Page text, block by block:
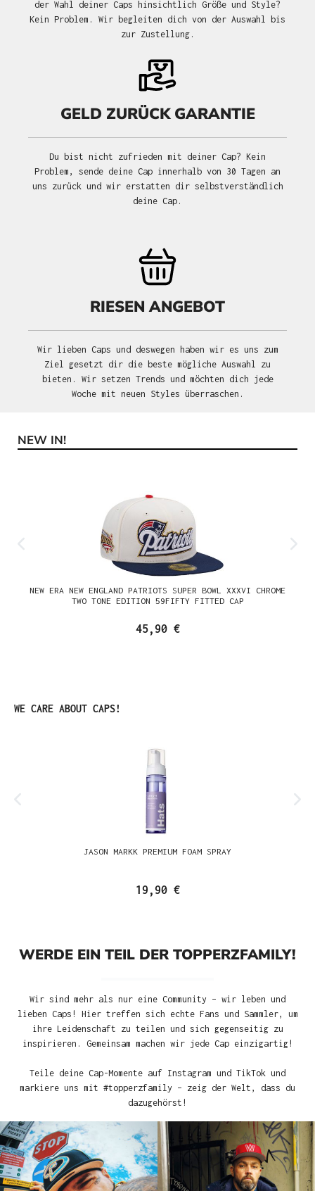
der Wahl deiner Caps hinsichtlich Größe und Style?
Kein Problem. Wir begleiten dich von der Auswahl bis
zur Zustellung.
GELD ZURÜCK GARANTIE
Du bist nicht zufrieden mit deiner Cap? Kein
Problem, sende deine Cap innerhalb von 30 Tagen an
uns zurück und wir erstatten dir selbstverständlich
deine Cap.
RIESEN ANGEBOT
Wir lieben Caps und deswegen haben wir es uns zum
Ziel gesetzt dir die beste mögliche Auswahl zu
bieten. Wir setzen Trends und möchten dich jede
Woche mit neuen Styles überraschen.
Produktgalerie überspringen
NEW IN!
NEW ERA NEW ENGLAND PATRIOTS SUPER BOWL XXXVI CHROME
TWO TONE EDITION 59FIFTY FITTED CAP
45,90 €
Produktgalerie überspringen
WE CARE ABOUT CAPS!
JASON MARKK PREMIUM FOAM SPRAY
19,90 €
WERDE EIN TEIL DER TOPPERZFAMILY!
Wir sind mehr als nur eine Community – wir leben und
lieben Caps! Hier treffen sich echte Fans und Sammler, um
ihre Leidenschaft zu teilen und sich gegenseitig zu
inspirieren. Gemeinsam machen wir jede Cap einzigartig!
Teile deine Cap-Momente auf Instagram und TikTok und
markiere uns mit #topperzfamily – zeig der Welt, dass du
dazugehörst!